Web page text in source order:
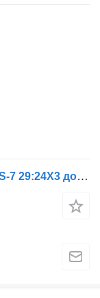
Передній міст Mercedes-Benz AL710S-7 29:24X3 до вантажівки Mercedes-Benz SK 3535